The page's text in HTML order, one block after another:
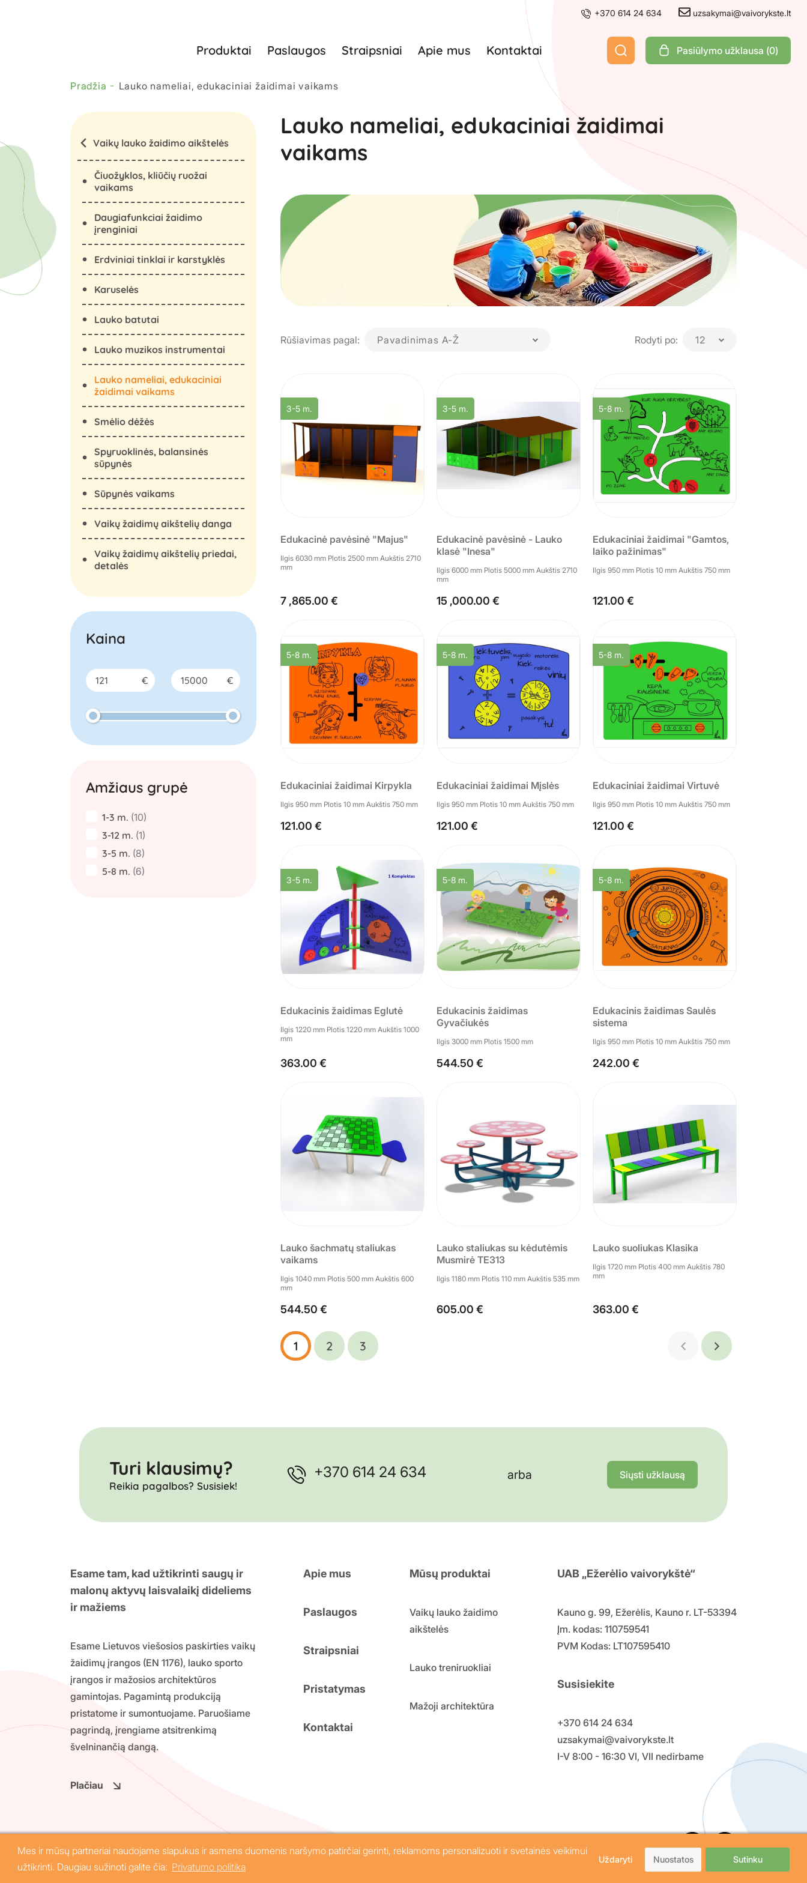
Mes ir mūsų partneriai naudojame slapukus ir asmens duomenis naršymo patirčiai gerinti, reklamoms personalizuoti ir svetainės veikimui
užtikrinti. Daugiau sužinoti galite čia: Privatumo politika
Uždaryti Nuostatos Sutinku
+370 614 24 634 uzsakymai@vaivorykste.lt
Produktai Paslaugos Straipsniai Apie mus Kontaktai Pasiūlymo užklausa (0)
Pradžia Lauko nameliai, edukaciniai žaidimai vaikams
Vaikų lauko žaidimo aikštelės
Čiuožyklos, kliūčių ruožai
vaikams
Daugiafunkciai žaidimo
įrenginiai
Erdviniai tinklai ir karstyklės
Karuselės
Lauko batutai
Lauko muzikos instrumentai
Lauko nameliai, edukaciniai
žaidimai vaikams
Smėlio dėžės
Spyruoklinės, balansinės
sūpynės
Sūpynės vaikams
Vaikų žaidimų aikštelių danga
Vaikų žaidimų aikštelių priedai,
detalės
Kaina
€ €
Amžiaus grupė
1-3 m. (10)
3-12 m. (1)
3-5 m. (8)
5-8 m. (6)
Lauko nameliai, edukaciniai žaidimai
vaikams
Rūšiavimas pagal: Pavadinimas A-Ž Rodyti po: 12
3-5 m.
Edukacinė pavėsinė "Majus"
Ilgis 6030 mm Plotis 2500 mm Aukštis 2710
mm
7 ,865.00 €
3-5 m.
Edukacinė pavėsinė - Lauko
klasė "Inesa"
Ilgis 6000 mm Plotis 5000 mm Aukštis 2710
mm
15 ,000.00 €
5-8 m.
Edukaciniai žaidimai "Gamtos,
laiko pažinimas"
Ilgis 950 mm Plotis 10 mm Aukštis 750 mm
121.00 €
5-8 m.
Edukaciniai žaidimai Kirpykla
Ilgis 950 mm Plotis 10 mm Aukštis 750 mm
121.00 €
5-8 m.
Edukaciniai žaidimai Mįslės
Ilgis 950 mm Plotis 10 mm Aukštis 750 mm
121.00 €
5-8 m.
Edukaciniai žaidimai Virtuvė
Ilgis 950 mm Plotis 10 mm Aukštis 750 mm
121.00 €
3-5 m.
Edukacinis žaidimas Eglutė
Ilgis 1220 mm Plotis 1220 mm Aukštis 1000
mm
363.00 €
5-8 m.
Edukacinis žaidimas
Gyvačiukės
Ilgis 3000 mm Plotis 1500 mm
544.50 €
5-8 m.
Edukacinis žaidimas Saulės
sistema
Ilgis 950 mm Plotis 10 mm Aukštis 750 mm
242.00 €
Lauko šachmatų staliukas
vaikams
Ilgis 1040 mm Plotis 500 mm Aukštis 600
mm
544.50 €
Lauko staliukas su kėdutėmis
Musmirė TE313
Ilgis 1180 mm Plotis 110 mm Aukštis 535 mm
605.00 €
Lauko suoliukas Klasika
Ilgis 1720 mm Plotis 400 mm Aukštis 780
mm
363.00 €
1 2 3
Turi klausimų?
Reikia pagalbos? Susisiek!
+370 614 24 634 arba Siųsti užklausą
Esame tam, kad užtikrinti saugų ir
malonų aktyvų laisvalaikį dideliems
ir mažiems
Esame Lietuvos viešosios paskirties vaikų
žaidimų įrangos (EN 1176), lauko sporto
įrangos ir mažosios architektūros
gamintojas. Pagamintą produkciją
pristatome ir sumontuojame. Paruošiame
pagrindą, įrengiame atsitrenkimą
švelninančią dangą.
Plačiau
Apie mus
Paslaugos
Straipsniai
Pristatymas
Kontaktai
Mūsų produktai
Vaikų lauko žaidimo
aikštelės
Lauko treniruokliai
Mažoji architektūra
UAB „Ežerėlio vaivorykštė“
Kauno g. 99, Ežerėlis, Kauno r. LT-53394
Įm. kodas: 110759541
PVM Kodas: LT107595410
Susisiekite
+370 614 24 634
uzsakymai@vaivorykste.lt
I-V 8:00 - 16:30 VI, VII nedirbame
© 2026 Ežerėlio vaivorykštė, UAB. Visos teisės saugomos. Privatumo politika